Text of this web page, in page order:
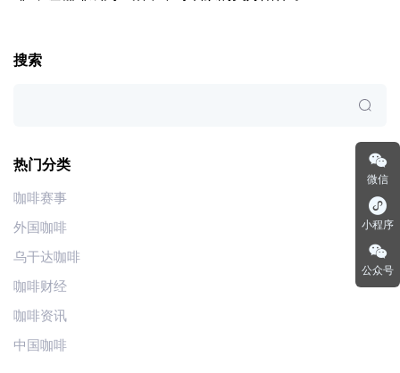
搜索
热门分类
咖啡赛事
外国咖啡
乌干达咖啡
咖啡财经
咖啡资讯
中国咖啡
微信
小程序
公众号